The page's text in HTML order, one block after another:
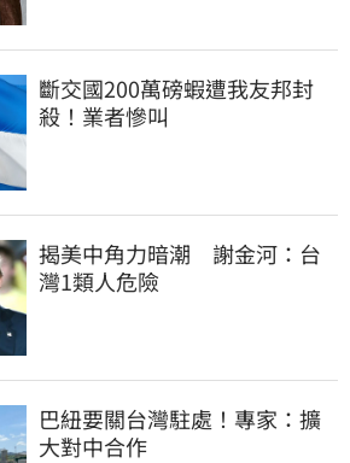
斷交國200萬磅蝦遭我友邦封
殺！業者慘叫
揭美中角力暗潮　謝金河：台
灣1類人危險
巴紐要關台灣駐處！專家：擴
大對中合作